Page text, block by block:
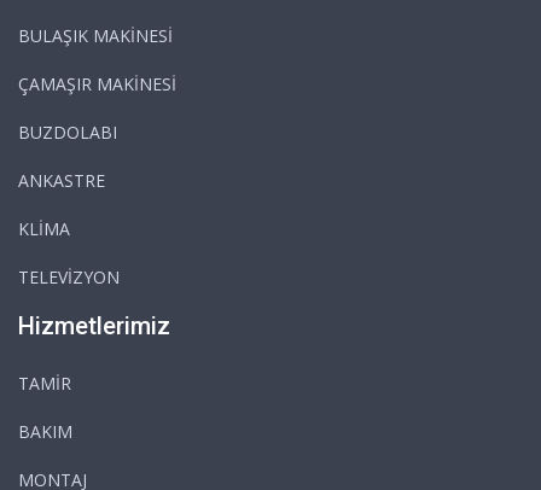
BULAŞIK MAKİNESİ
ÇAMAŞIR MAKİNESİ
BUZDOLABI
ANKASTRE
KLİMA
TELEVİZYON
Hizmetlerimiz
TAMİR
BAKIM
MONTAJ